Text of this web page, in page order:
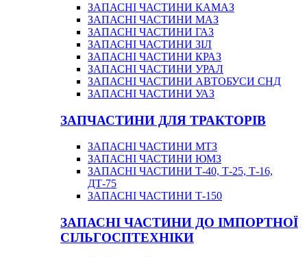
ЗАПАСНІ ЧАСТИНИ КАМАЗ
ЗАПАСНІ ЧАСТИНИ МАЗ
ЗАПАСНІ ЧАСТИНИ ГАЗ
ЗАПАСНІ ЧАСТИНИ ЗІЛ
ЗАПАСНІ ЧАСТИНИ КРАЗ
ЗАПАСНІ ЧАСТИНИ УРАЛ
ЗАПАСНІ ЧАСТИНИ АВТОБУСИ СНД
ЗАПАСНІ ЧАСТИНИ УАЗ
ЗАПЧАСТИНИ ДЛЯ ТРАКТОРІВ
ЗАПАСНІ ЧАСТИНИ МТЗ
ЗАПАСНІ ЧАСТИНИ ЮМЗ
ЗАПАСНІ ЧАСТИНИ Т-40, Т-25, Т-16,
ДТ-75
ЗАПАСНІ ЧАСТИНИ Т-150
ЗАПАСНІ ЧАСТИНИ ДО ІМПОРТНОЇ
СІЛЬГОСПТЕХНІКИ